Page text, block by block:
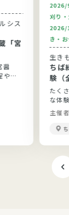
「宮
醤
や醤
刈り
2026/
き・
生き
ちば
験（
たく
な体
主催